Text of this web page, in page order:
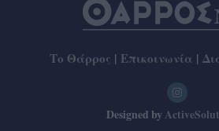
Το Θάρρος | Επικοινωνία |
Designed by